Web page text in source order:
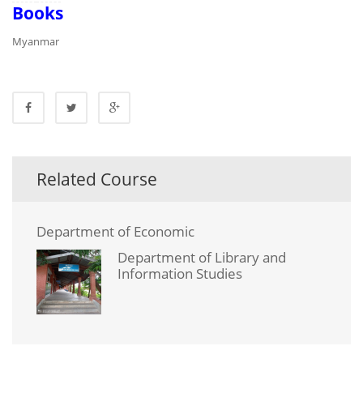
Books
Myanmar
Related Course
Department of Economic
Department of Library and
Information Studies